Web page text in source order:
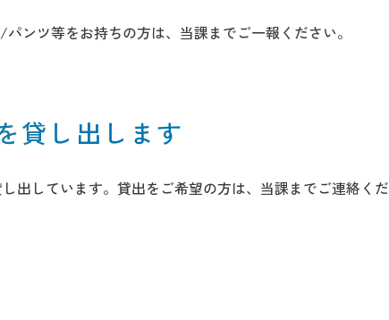
ンツ等をお持ちの方は、当課までご一報ください。
貸し出します
出しています。貸出をご希望の方は、当課までご連絡くだ